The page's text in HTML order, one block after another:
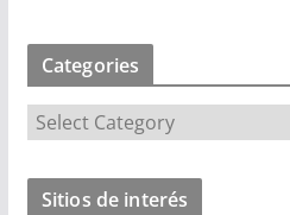
Categories
a
t
Sitios de interés